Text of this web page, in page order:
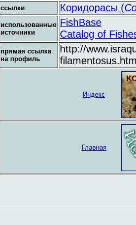
ссылки Коридорасы (
использованные
источники
FishBase
Catalog of
прямая ссылка
на профиль
http://
Индекс
Главная